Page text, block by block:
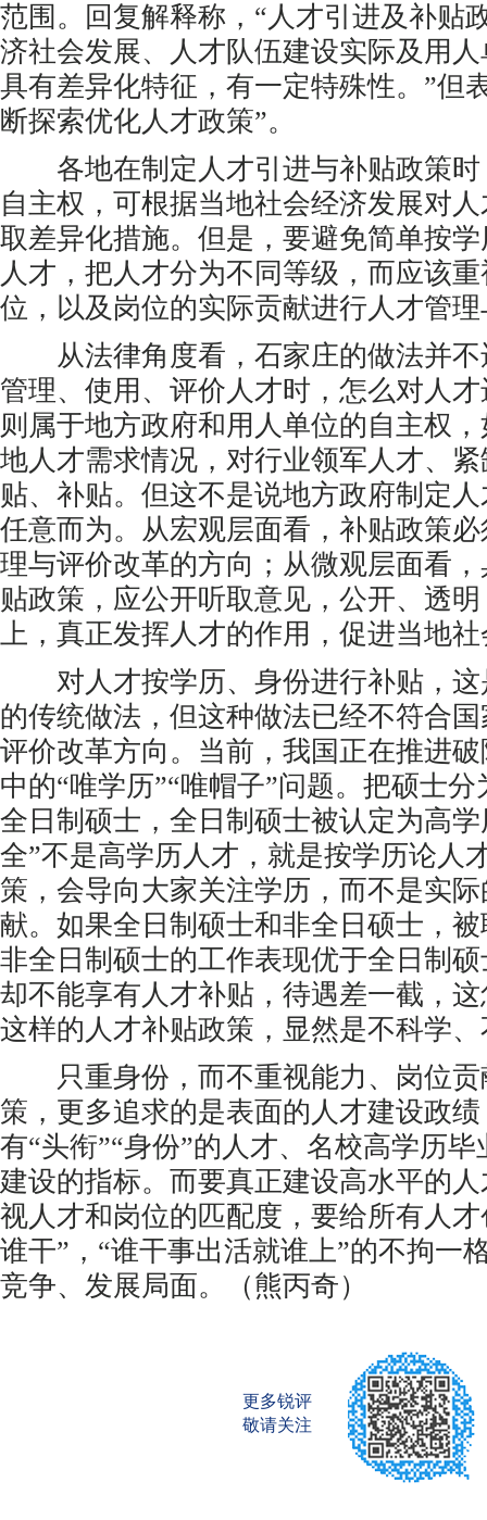
范围。回复解释称，“人才引进及补贴
济社会发展、人才队伍建设实际及用
具有差异化特征，有一定特殊性。”但
断探索优化人才政策”。
各地在制定人才引进与补贴政策时
自主权，可根据当地社会经济发展对
取差异化措施。但是，要避免简单按
人才，把人才分为不同等级，而应该
位，以及岗位的实际贡献进行人才管
从法律角度看，石家庄的做法并不
管理、使用、评价人才时，怎么对人
则属于地方政府和用人单位的自主权
地人才需求情况，对行业领军人才、
贴、补贴。但这不是说地方政府制定
任意而为。从宏观层面看，补贴政策
理与评价改革的方向；从微观层面看
贴政策，应公开听取意见，公开、透
上，真正发挥人才的作用，促进当地
对人才按学历、身份进行补贴，这
的传统做法，但这种做法已经不符合
评价改革方向。当前，我国正在推进
中的“唯学历”“唯帽子”问题。把硕士
全日制硕士，全日制硕士被认定为高
全”不是高学历人才，就是按学历论人
策，会导向大家关注学历，而不是实
献。如果全日制硕士和非全日硕士，
非全日制硕士的工作表现优于全日制
却不能享有人才补贴，待遇差一截，
这样的人才补贴政策，显然是不科学
只重身份，而不重视能力、岗位贡
策，更多追求的是表面的人才建设政
有“头衔”“身份”的人才、名校高学历
建设的指标。而要真正建设高水平的
视人才和岗位的匹配度，要给所有人
谁干”，“谁干事出活就谁上”的不拘一
竞争、发展局面。（熊丙奇）
更多锐评
敬请关注